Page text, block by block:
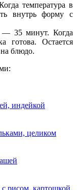
температура в
внутрь форму с
— 35 минут. Когда
готова. Остается
блюдо.
индейкой
целиком